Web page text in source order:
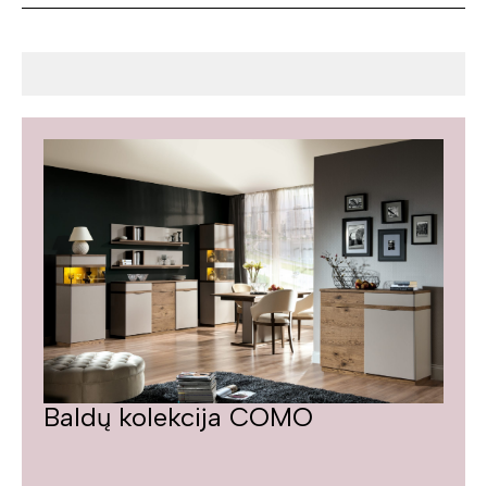
Baldų kolekcija COMO